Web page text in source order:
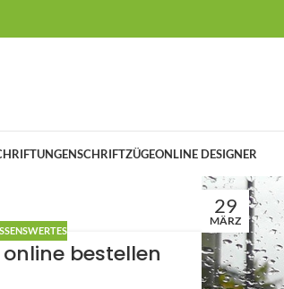
SCHRIFTZÜGEONLINE DESIGNER
29
MÄRZ
bestellen